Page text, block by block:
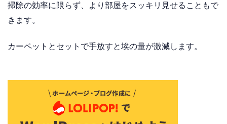
掃除の効率に限らず、より部屋をスッキリ見せることもで
きます。
カーペットとセットで手放すと埃の量が激減します。